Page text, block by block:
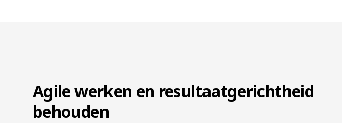
Agile werken en resultaatgerichtheid
behouden